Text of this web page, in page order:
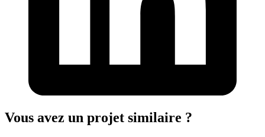
Vous avez un projet similaire ?